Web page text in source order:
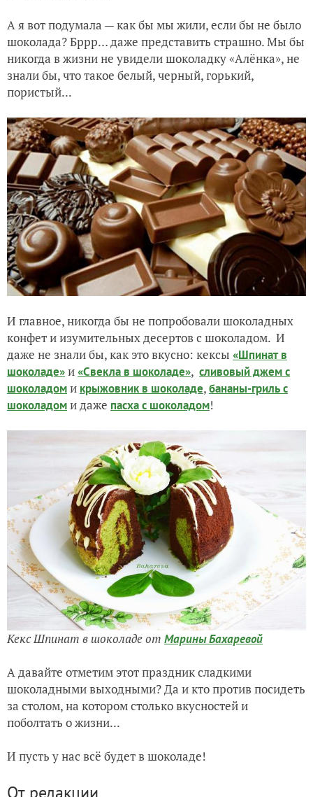
А я вот подумала — как бы мы жили, если бы не было
шоколада? Бррр… даже представить страшно. Мы бы
никогда в жизни не увидели шоколадку «Алёнка», не
знали бы, что такое белый, черный, горький,
пористый...
И главное, никогда бы не попробовали шоколадных
конфет и изумительных десертов с шоколадом. И
даже не знали бы, как это вкусно: кексы «Шпинат в
шоколаде»и«Свекла в шоколаде», сливовый джем с
шоколадоми крыжовник в шоколаде,бананы-гриль с
шоколадоми даже пасха с шоколадом!
Кекс Шпинат в шоколаде от Марины Бахаревой
А давайте отметим этот праздник сладкими
шоколадными выходными? Да и кто против посидеть
за столом, на котором столько вкусностей и
поболтать о жизни...
И пусть у нас всё будет в шоколаде!
От редакции